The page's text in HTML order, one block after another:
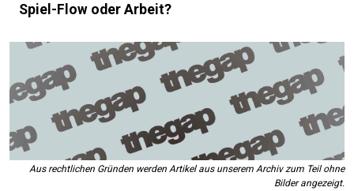
Spiel-Flow oder Arbeit?
Aus rechtlichen Gründen werden Artikel aus unserem Archiv zum Teil ohne
Bilder angezeigt.